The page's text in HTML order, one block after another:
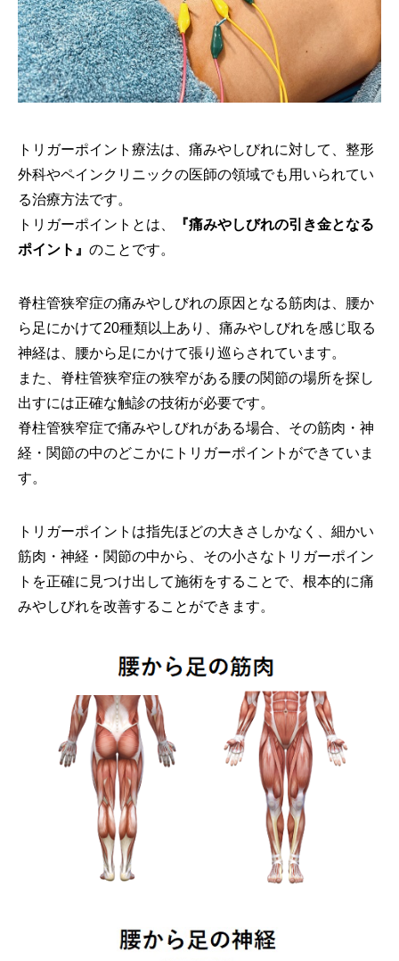
トリガーポイント療法は、痛みやしびれに対して、整形
外科やペインクリニックの医師の領域でも用いられてい
る治療方法です。
トリガーポイントとは、
『痛みやしびれの引き金となる
ポイント』 のことです。
脊柱管狭窄症の痛みやしびれの原因となる筋肉は、腰か
ら足にかけて20種類以上あり、痛みやしびれを感じ取る
神経は、腰から足にかけて張り巡らされています。
また、脊柱管狭窄症の狭窄がある腰の関節の場所を探し
出すには正確な触診の技術が必要です。
脊柱管狭窄症で痛みやしびれがある場合、その筋肉・神
経・関節の中のどこかにトリガーポイントができていま
す。
トリガーポイントは指先ほどの大きさしかなく、細かい
筋肉・神経・関節の中から、その小さなトリガーポイン
トを正確に見つけ出して施術をすることで、根本的に痛
みやしびれを改善することができます。